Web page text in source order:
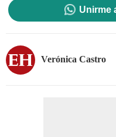
Unirme
Verónica Castro